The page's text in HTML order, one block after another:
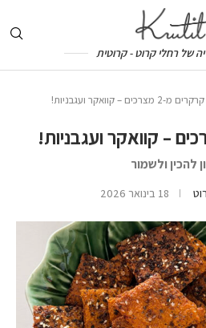
של רחלי קרוט - קרוטית
קרקרים מ-2 מצרכים – קוואקר ועגבניות!
להכין ולשמור
18 בינואר 2026